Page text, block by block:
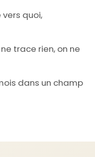
quoi,
trace rien, on ne
dans un champ